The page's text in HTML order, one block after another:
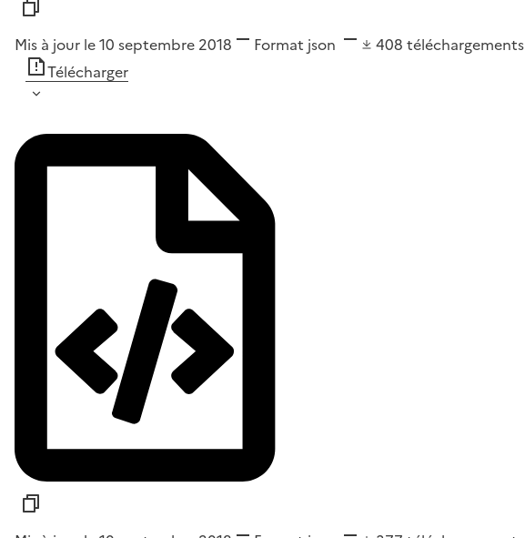
Mis à jour le 10 septembre 2018 Format json 408 téléchargements
Télécharger